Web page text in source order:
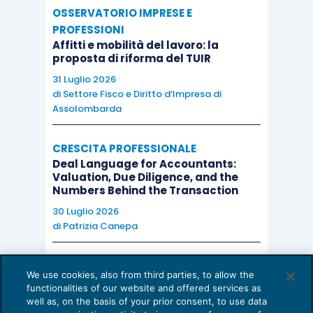
priva di ogni attendibilitàe, come tale, può
essereinvalidata
ammissione del concordato o di omologazione
dell’accordo.
OSSERVATORIO IMPRESE E
PROFESSIONI
Affitti e mobilità del lavoro: la
proposta di riforma del TUIR
31 Luglio 2026
di Settore Fisco e Diritto d’Impresa di
Assolombarda
CRESCITA PROFESSIONALE
Deal Language for Accountants:
Valuation, Due Diligence, and the
Numbers Behind the Transaction
30 Luglio 2026
di Patrizia Canepa
EU AI Act e studi professionali: le
scadenze concrete
We use cookies, also from third parties, to allow the
functionalities of our website and offered services as
well as, on the basis of your prior consent, to use data